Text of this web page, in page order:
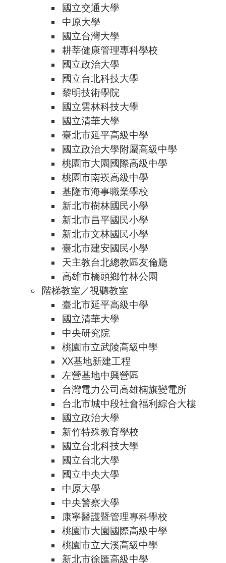
國立交通大學
中原大學
國立台灣大學
耕莘健康管理專科學校
國立政治大學
國立台北科技大學
黎明技術學院
國立雲林科技大學
國立清華大學
臺北市延平高級中學
國立政治大學附屬高級中學
桃園市大園國際高級中學
桃園市南崁高級中學
基隆市海事職業學校
新北市樹林國民小學
新北市昌平國民小學
新北市文林國民小學
臺北市建安國民小學
天主教台北總教區友倫廳
高雄市橋頭鄉竹林公園
階梯教室／視聽教室
臺北市延平高級中學
國立清華大學
中央研究院
桃園市立武陵高級中學
XX基地新建工程
左營基地中興營區
台灣電力公司高雄楠旗變電所
台北市城中段社會福利綜合大樓
國立政治大學
新竹特殊教育學校
國立台北科技大學
國立台北大學
國立中央大學
中原大學
中央警察大學
康寧醫護暨管理專科學校
桃園市大園國際高級中學
桃園市立大溪高級中學
新北市徐匯高級中學